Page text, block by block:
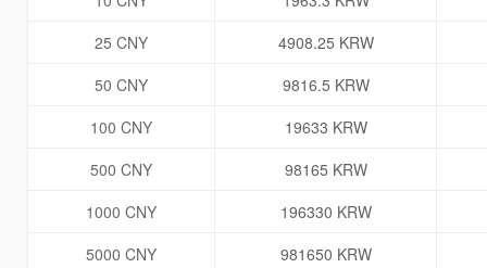
25 CNY
4908.25 KRW
50 CNY
9816.5 KRW
100 CNY
19633 KRW
500 CNY
98165 KRW
1000 CNY
196330 KRW
5000 CNY
981650 KRW